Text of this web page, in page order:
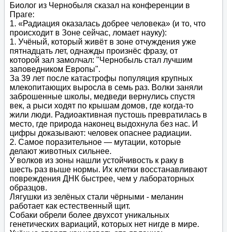
Биолог из Чернобыля сказал на конференции в
Праге:
1. «Радиация оказалась добрее человека» (и то, что
происходит в Зоне сейчас, ломает науку):
1. Учёный, который живёт в зоне отчуждения уже
пятнадцать лет, однажды произнёс фразу, от
которой зал замолчал: "Чернобыль стал лучшим
заповедником Европы".
За 39 лет после катастрофы популяция крупных
млекопитающих выросла в семь раз. Волки заняли
заброшенные школы, медведи вернулись спустя
век, а рыси ходят по крышам домов, где когда-то
жили люди. Радиоактивная пустошь превратилась в
место, где природа наконец выдохнула без нас. И
цифры доказывают: человек опаснее радиации.
2. Самое поразительное — мутации, которые
делают животных сильнее.
У волков из зоны нашли устойчивость к раку в
шесть раз выше нормы. Их клетки восстанавливают
повреждения ДНК быстрее, чем у лабораторных
образцов.
Лягушки из зелёных стали чёрными - меланин
работает как естественный щит.
Собаки обрели более двухсот уникальных
генетических вариаций, которых нет нигде в мире.